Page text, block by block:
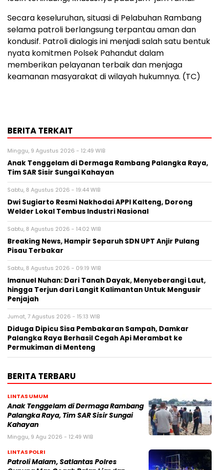
Secara keseluruhan, situasi di Pelabuhan Rambang
selama patroli berlangsung terpantau aman dan
kondusif. Patroli dialogis ini menjadi salah satu bentuk
nyata komitmen Polsek Pahandut dalam
memberikan pelayanan terbaik dan menjaga
keamanan masyarakat di wilayah hukumnya. (TC)
BERITA TERKAIT
Minggu, 9 Agustus 2026 - 12:49 WIB
Anak Tenggelam di Dermaga Rambang Palangka Raya,
Tim SAR Sisir Sungai Kahayan
Sabtu, 8 Agustus 2026 - 19:44 WIB
Dwi Sugiarto Resmi Nakhodai APPI Kalteng, Dorong
Welder Lokal Tembus Industri Nasional
Sabtu, 8 Agustus 2026 - 14:02 WIB
Breaking News, Hampir Separuh SDN UPT Anjir Pulang
Pisau Terbakar
Sabtu, 8 Agustus 2026 - 09:19 WIB
Imanuel Nuhan: Dari Tanah Dayak, Menyeberangi Laut,
hingga Terjun dari Langit Kalimantan Untuk Mengusir
Penjajah
Jumat, 7 Agustus 2026 - 15:13 WIB
Diduga Dipicu Sisa Pembakaran Sampah, Damkar
Palangka Raya Berhasil Cegah Api Merambat ke
Permukiman di Menteng
BERITA TERBARU
LINTAS UMUM
Anak Tenggelam di Dermaga Rambang
Palangka Raya, Tim SAR Sisir Sungai
Kahayan
Minggu, 9 Agu 2026 - 12:49 WIB
LINTAS POLRI
Patroli Malam, Satlantas Polres